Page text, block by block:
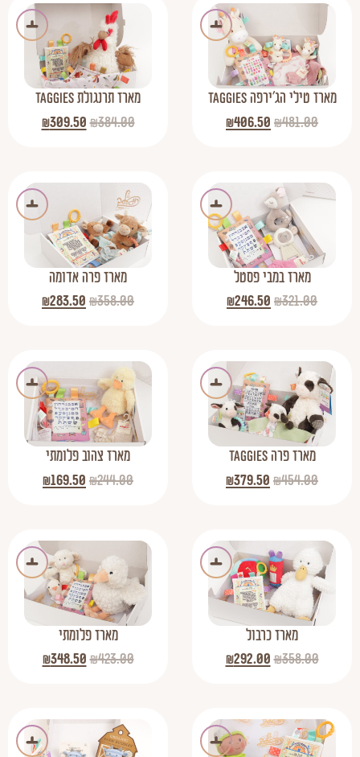
₪481.00
₪406.50
מארז טילי הג’ירפה Taggies
₪384.00
₪309.50
מארז תרנגולת Taggies
₪321.00
₪246.50
מארז במבי פסטל
₪358.00
₪283.50
מארז פרה אדומה
₪454.00
₪379.50
מארז פרה TAGGIES
₪244.00
₪169.50
מארז צהוב פלומתי
₪358.00
₪292.00
מארז כרבול
₪423.00
₪348.50
מארז פלומתי